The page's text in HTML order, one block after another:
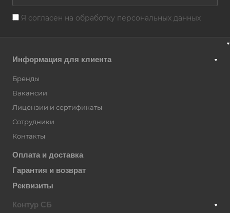
Я согласен на обработку персональных данных
Информация для клиента
Бренды
Вакансии
Лицензии и сертификаты
Сотрудники
Контакты
Оплата и доставка
Гарантия и возврат
Реквизиты
Контур СБ